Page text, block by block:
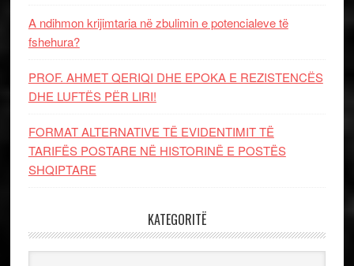
A ndihmon krijimtaria në zbulimin e potencialeve të
fshehura?
PROF. AHMET QERIQI DHE EPOKA E REZISTENCЁS
DHE LUFTЁS PЁR LIRI!
FORMAT ALTERNATIVE TË EVIDENTIMIT TË
TARIFËS POSTARE NË HISTORINË E POSTËS
SHQIPTARE
KATEGORITË